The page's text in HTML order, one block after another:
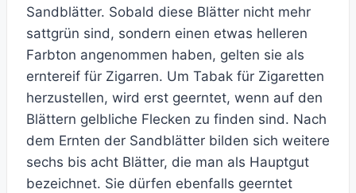
Sandblätter. Sobald diese Blätter nicht mehr
sattgrün sind, sondern einen etwas helleren
Farbton angenommen haben, gelten sie als
erntereif für Zigarren. Um Tabak für Zigaretten
herzustellen, wird erst geerntet, wenn auf den
Blättern gelbliche Flecken zu finden sind. Nach
dem Ernten der Sandblätter bilden sich weitere
sechs bis acht Blätter, die man als Hauptgut
bezeichnet. Sie dürfen ebenfalls geerntet